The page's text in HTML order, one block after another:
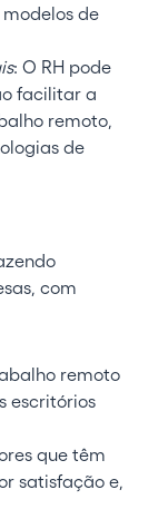
de
: O RH pode
facilitar a
remoto,
de
com
remoto
escritórios
que têm
satisfação e,